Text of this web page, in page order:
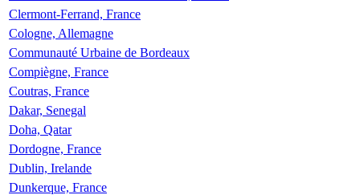
Clermont-Ferrand, France
Cologne, Allemagne
Communauté Urbaine de Bordeaux
Compiègne, France
Coutras, France
Dakar, Senegal
Doha, Qatar
Dordogne, France
Dublin, Irelande
Dunkerque, France